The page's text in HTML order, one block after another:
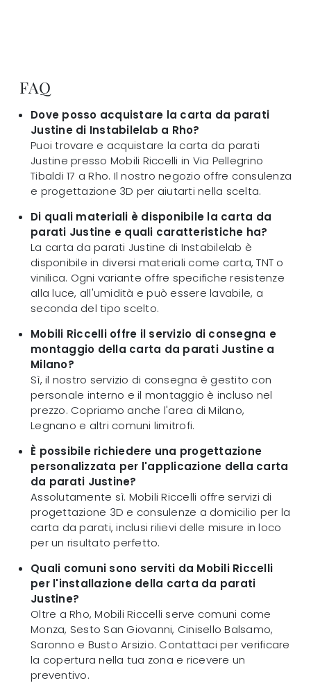
FAQ
Dove posso acquistare la carta da parati
Justine di Instabilelab a Rho?
Puoi trovare e acquistare la carta da parati
Justine presso Mobili Riccelli in Via Pellegrino
Tibaldi 17 a Rho. Il nostro negozio offre consulenza
e progettazione 3D per aiutarti nella scelta.
Di quali materiali è disponibile la carta da
parati Justine e quali caratteristiche ha?
La carta da parati Justine di Instabilelab è
disponibile in diversi materiali come carta, TNT o
vinilica. Ogni variante offre specifiche resistenze
alla luce, all'umidità e può essere lavabile, a
seconda del tipo scelto.
Mobili Riccelli offre il servizio di consegna e
montaggio della carta da parati Justine a
Milano?
Sì, il nostro servizio di consegna è gestito con
personale interno e il montaggio è incluso nel
prezzo. Copriamo anche l'area di Milano,
Legnano e altri comuni limitrofi.
È possibile richiedere una progettazione
personalizzata per l'applicazione della carta
da parati Justine?
Assolutamente sì. Mobili Riccelli offre servizi di
progettazione 3D e consulenze a domicilio per la
carta da parati, inclusi rilievi delle misure in loco
per un risultato perfetto.
Quali comuni sono serviti da Mobili Riccelli
per l'installazione della carta da parati
Justine?
Oltre a Rho, Mobili Riccelli serve comuni come
Monza, Sesto San Giovanni, Cinisello Balsamo,
Saronno e Busto Arsizio. Contattaci per verificare
la copertura nella tua zona e ricevere un
preventivo.